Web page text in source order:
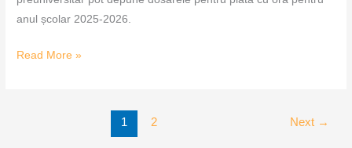
anul școlar 2025-2026.
Read More »
1 2 Next →